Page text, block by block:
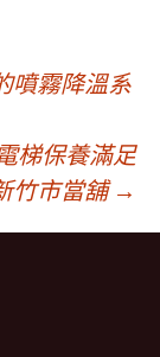
噴霧降溫系
梯保養滿足
竹市當舖 →